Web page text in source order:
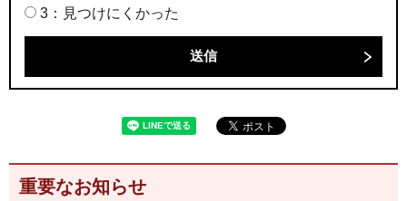
3：見つけにくかった
重要なお知らせ